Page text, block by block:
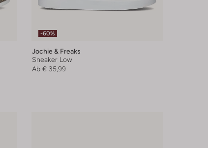
-60%
Jochie & Freaks
Sneaker Low
Ab € 35,99